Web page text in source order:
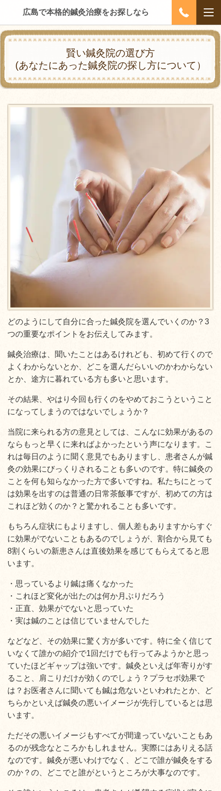
広島で本格的鍼灸治療をお探しなら
賢い鍼灸院の選び方
(あなたにあった鍼灸院の探し方について）
どのようにして自分に合った鍼灸院を選んでいくのか？3
つの重要なポイントをお伝えしてみます。
鍼灸治療は、聞いたことはあるけれども、初めて行くので
よくわからないとか、どこを選んだらいいのかわからない
とか、途方に暮れている方も多いと思います。
その結果、やはり今回も行くのをやめておこうということ
になってしまうのではないでしょうか？
当院に来られる方の意見としては、こんなに効果があるの
ならもっと早くに来ればよかったという声になります。こ
れは毎日のように聞く意見でもありますし、患者さんが鍼
灸の効果にびっくりされることも多いのです。特に鍼灸の
ことを何も知らなかった方で多いですね。私たちにとって
は効果を出すのは普通の日常茶飯事ですが、初めての方は
これほど効くのか？と驚かれることも多いです。
もちろん症状にもよりますし、個人差もありますからすぐ
に効果がでないこともあるのでしょうが、割合から見ても
8割くらいの新患さんは直後効果を感じてもらえてると思
います。
・思っているより鍼は痛くなかった
・これほど変化が出たのは何か月ぶりだろう
・正直、効果がでないと思っていた
・実は鍼のことは信じていませんでした
などなど、その効果に驚く方が多いです。特に全く信じて
いなくて誰かの紹介で1回だけでも行ってみようかと思っ
ていたほどギャップは強いです。鍼灸といえば年寄りがす
ること、肩こりだけが効くのでしょう？プラセボ効果で
は？お医者さんに聞いても鍼は危ないといわれたとか、ど
ちらかといえば鍼灸の悪いイメージが先行しているとは思
います。
ただその悪いイメージもすべてが間違っていないこともあ
るのが残念なところかもしれません。実際にはありえる話
なのです。鍼灸が悪いわけでなく、どこで誰が鍼灸をする
のか？の、どこでと誰がというところが大事なのです。